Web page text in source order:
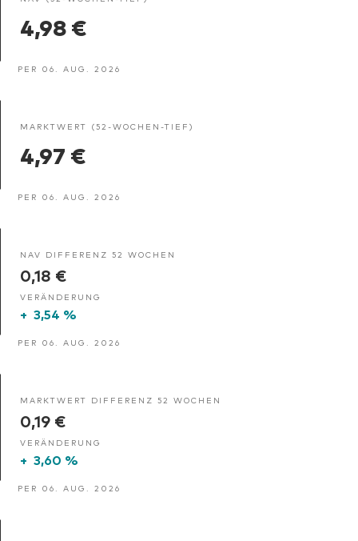
4,98 €
PER 06. AUG. 2026
MARKTWERT (52-WOCHEN-TIEF)
4,97 €
PER 06. AUG. 2026
NAV DIFFERENZ 52 WOCHEN
0,18 €
VERÄNDERUNG
+ 3,54 %
PER 06. AUG. 2026
MARKTWERT DIFFERENZ 52 WOCHEN
0,19 €
VERÄNDERUNG
+ 3,60 %
PER 06. AUG. 2026